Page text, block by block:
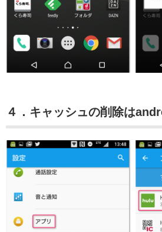
４．キャッシュの削除は